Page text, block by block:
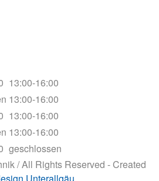
13:00-16:00
13:00-16:00
13:00-16:00
13:00-16:00
geschlossen
/ All Rights Reserved - Created